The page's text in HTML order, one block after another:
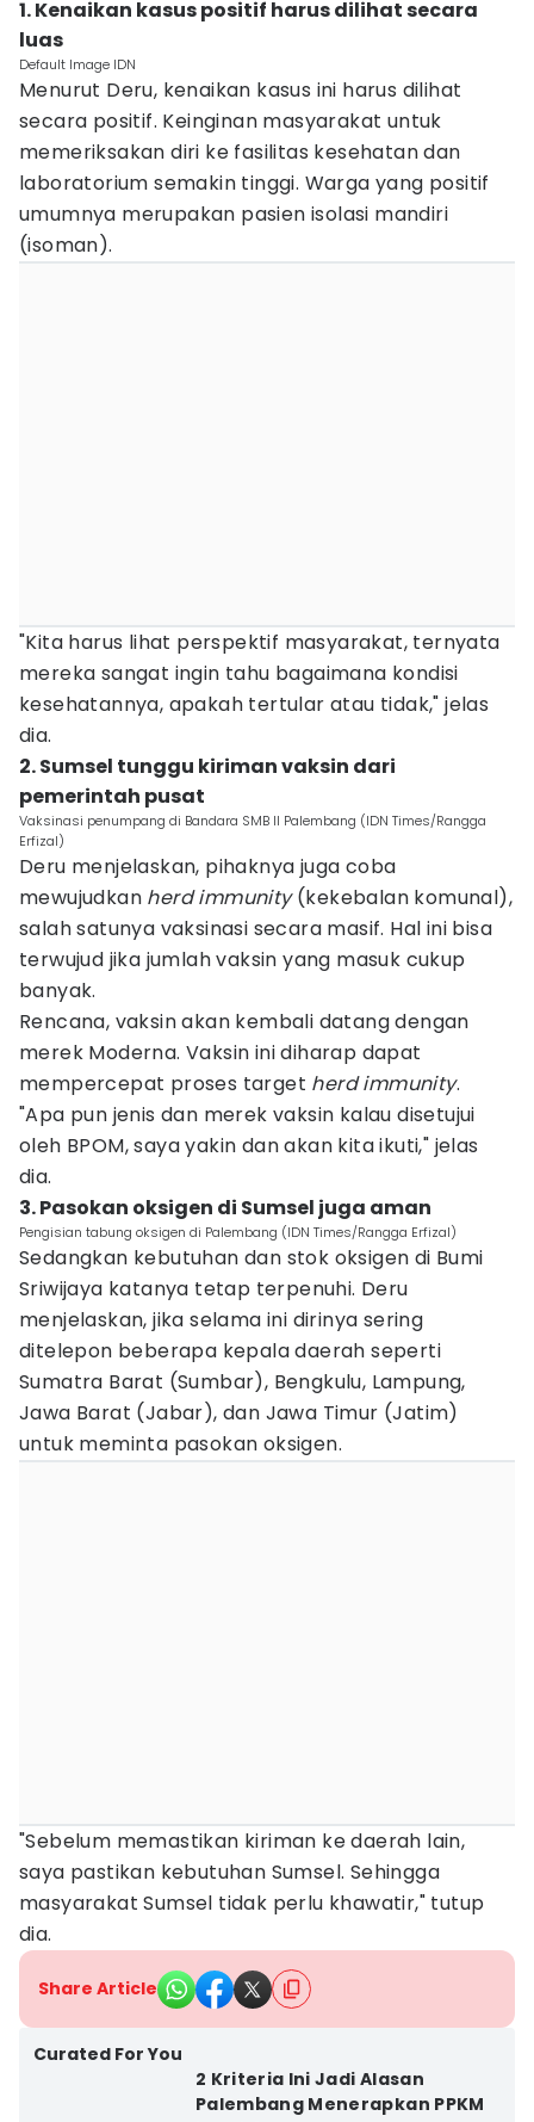
1. Kenaikan kasus positif harus dilihat secara
luas
Default Image IDN
Menurut Deru, kenaikan kasus ini harus dilihat
secara positif. Keinginan masyarakat untuk
memeriksakan diri ke fasilitas kesehatan dan
laboratorium semakin tinggi. Warga yang positif
umumnya merupakan pasien isolasi mandiri
(isoman).
"Kita harus lihat perspektif masyarakat, ternyata
mereka sangat ingin tahu bagaimana kondisi
kesehatannya, apakah tertular atau tidak," jelas
dia.
2. Sumsel tunggu kiriman vaksin dari
pemerintah pusat
Vaksinasi penumpang di Bandara SMB II Palembang (IDN Times/Rangga
Erfizal)
Deru menjelaskan, pihaknya juga coba
mewujudkan herd immunity(kekebalan komunal),
salah satunya vaksinasi secara masif. Hal ini bisa
terwujud jika jumlah vaksin yang masuk cukup
banyak.
Rencana, vaksin akan kembali datang dengan
merek Moderna. Vaksin ini diharap dapat
mempercepat proses target herd immunity.
"Apa pun jenis dan merek vaksin kalau disetujui
oleh BPOM, saya yakin dan akan kita ikuti," jelas
dia.
3. Pasokan oksigen di Sumsel juga aman
Pengisian tabung oksigen di Palembang (IDN Times/Rangga Erfizal)
Sedangkan kebutuhan dan stok oksigen di Bumi
Sriwijaya katanya tetap terpenuhi. Deru
menjelaskan, jika selama ini dirinya sering
ditelepon beberapa kepala daerah seperti
Sumatra Barat (Sumbar), Bengkulu, Lampung,
Jawa Barat (Jabar), dan Jawa Timur (Jatim)
untuk meminta pasokan oksigen.
"Sebelum memastikan kiriman ke daerah lain,
saya pastikan kebutuhan Sumsel. Sehingga
masyarakat Sumsel tidak perlu khawatir," tutup
dia.
Share Article
Curated For You
2 Kriteria Ini Jadi Alasan
Palembang Menerapkan PPKM